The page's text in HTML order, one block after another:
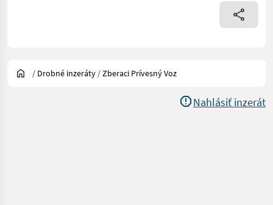
/ Drobné inzeráty /Zberaci Prívesný Voz
Nahlásiť inzerát